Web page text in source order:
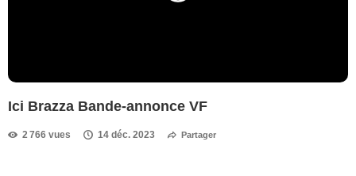
Ici Brazza Bande-annonce VF
2 766 vues 14 déc. 2023 Partager